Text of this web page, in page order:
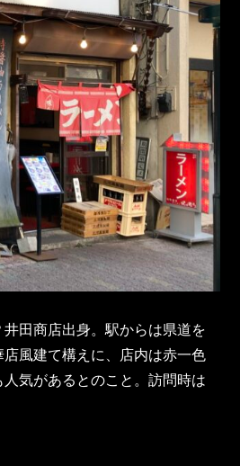
田商店出身。駅からは県道を
風建て構えに、店内は赤一色
気があるとのこと。訪問時は